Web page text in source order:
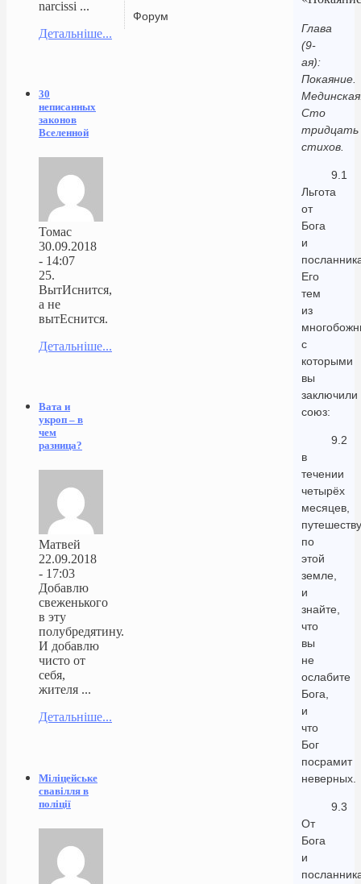
Форум
Глава
(9-
ая):
Покаяние.
Сто
тридцать
стихов.
9.1
Льгота
от
Бога
и
Его
тем
из
с
которыми
вы
заключили
союз:
9.2
в
течении
четырёх
месяцев,
по
этой
земле,
и
знайте,
что
вы
не
ослабите
Бога,
и
что
Бог
посрамит
неверных.
9.3
От
Бога
и
narcissi ...
Детальніше...
30
неписанных
законов
Вселенной
Томас
30.09.2018
- 14:07
25.
ВытИснится,
а не
вытЕснится.
Детальніше...
Вата и
укроп – в
чем
разница?
Матвей
22.09.2018
- 17:03
Добавлю
свеженького
в эту
полубредятину.
И добавлю
чисто от
себя,
жителя ...
Детальніше...
Міліцейське
свавілля в
поліції